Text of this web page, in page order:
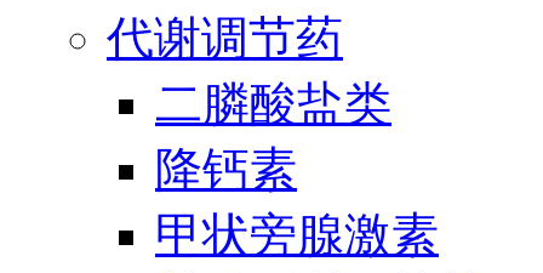
代谢调节药
二膦酸盐类
降钙素
甲状旁腺激素